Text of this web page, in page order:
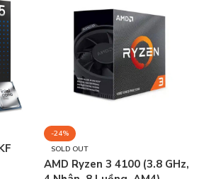
-24%
SOLD OUT
AMD Ryzen 3 4100 (3.8 GHz,